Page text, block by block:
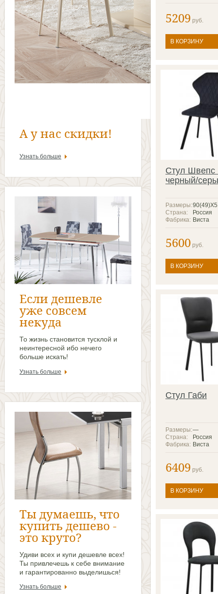
А у нас скидки!
Узнать больше
Если дешевле
уже совсем
некуда
То жизнь становится тусклой и
неинтересной ибо нечего
больше искать!
Узнать больше
Ты думаешь, что
купить дешево -
это круто?
Удиви всех и купи дешевле всех!
Ты привлечешь к себе внимание
и гарантированно выделишься!
Узнать больше
5209 руб.
В КОРЗИНУ
Стул Швепс
черный/
Размеры:
Россия
Страна:
Виста
Фабрика:
5600 руб.
В КОРЗИНУ
Стул Габи
—
Размеры:
Россия
Страна:
Виста
Фабрика:
6409 руб.
В КОРЗИНУ